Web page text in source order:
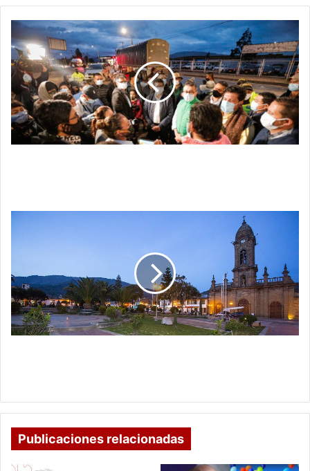
GOBERNADOR
DE
BOYACÁ
CONTINÚA
REUNIÉNDOSE
CON
PARTICIPANTES
DEL
PARO
DECRETO
SE
ESTIPULAN
FECHAS
PARA
PROCESOS
NOBSA
Publicaciones relacionadas